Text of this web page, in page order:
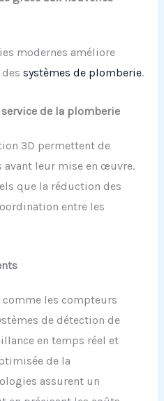
modernes améliore
systèmes de plomberie.
de la plomberie
3D permettent de
leur mise en œuvre.
que la réduction des
entre les
les compteurs
de détection de
en temps réel et
de la
assurent un